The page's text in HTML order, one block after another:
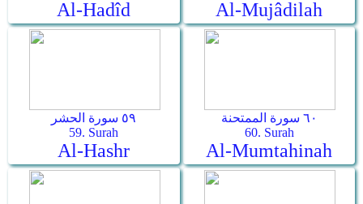
Al-Hadîd Al-Mujâdilah
٥٩ سورة الحشر
59. Surah
Al-Hashr
٦٠ سورة الممتحنة
60. Surah
Al-Mumtahinah